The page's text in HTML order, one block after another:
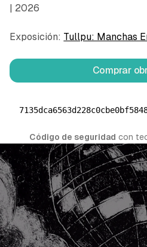
| 2026
Exposición: Tullpu: Manchas
Comprar
Código de seguridad con